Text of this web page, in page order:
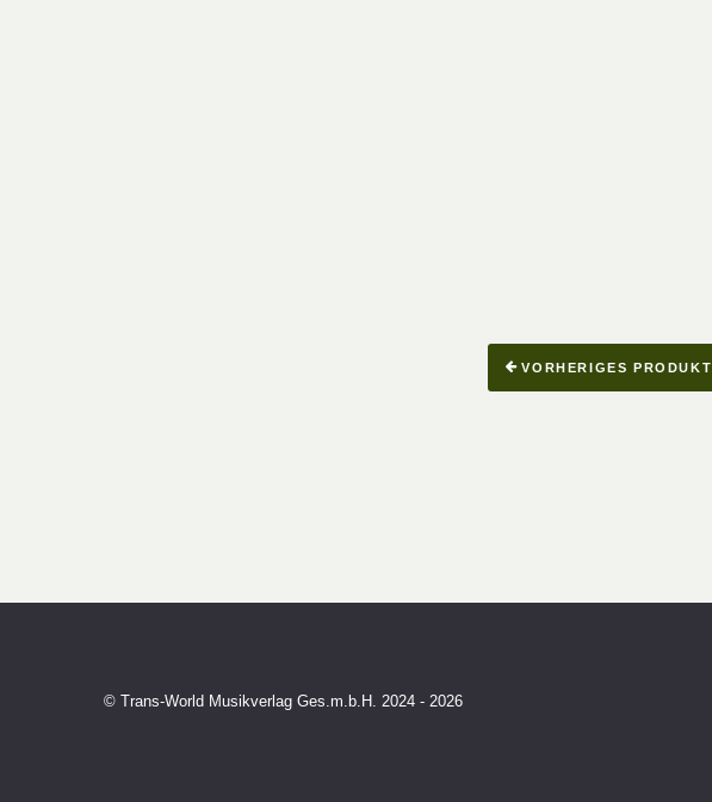
VORHERIGES PRODUKT
© Trans-World Musikverlag Ges.m.b.H. 2024 - 2026